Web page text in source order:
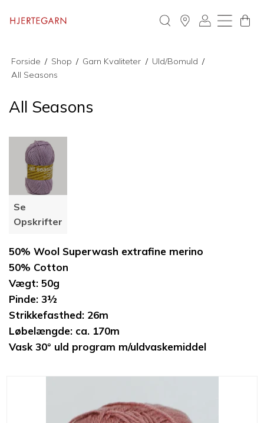
Forside / Shop / Garn Kvaliteter / Uld/Bomuld /
All Seasons
All Seasons
Se
Opskrifter
50% Wool Superwash extrafine merino
50% Cotton
Vægt: 50g
Pinde: 3½
Strikkefasthed: 26m
Løbelængde: ca. 170m
Vask 30° uld program m/uldvaskemiddel